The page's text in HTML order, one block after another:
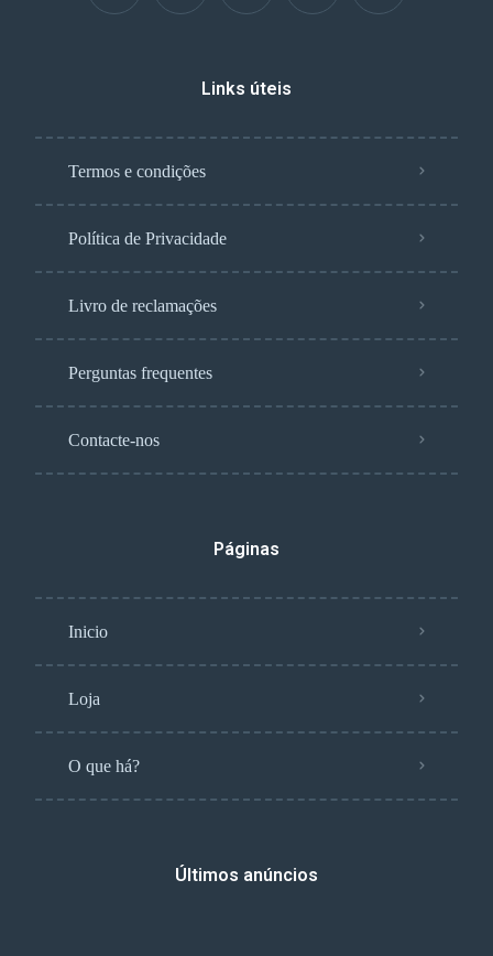
Links úteis
Termos e condições
Política de Privacidade
Livro de reclamações
Perguntas frequentes
Contacte-nos
Páginas
Inicio
Loja
O que há?
Últimos anúncios